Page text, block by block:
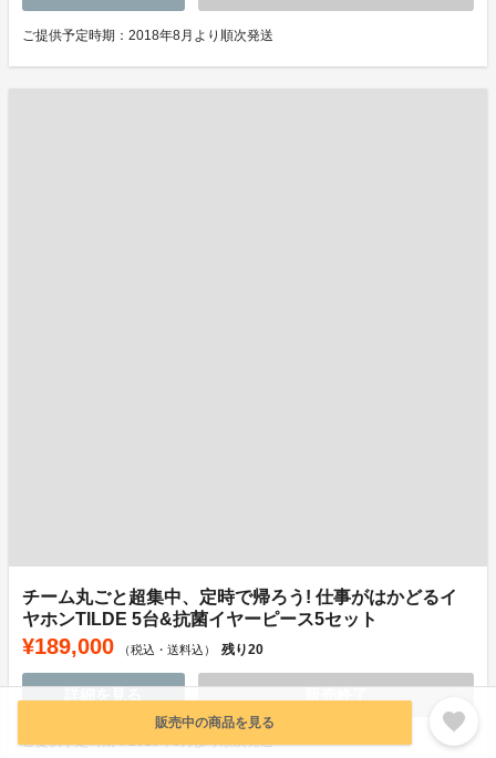
販売中の商品を見る favorite
ご提供予定時期：2018年8月より順次発送
チーム丸ごと超集中、定時で帰ろう! 仕事がはかどるイ
ヤホンTILDE 5台&抗菌イヤーピース5セット
¥189,000 （税込・送料込） 残り20
ご提供予定時期：2018年8月より順次発送